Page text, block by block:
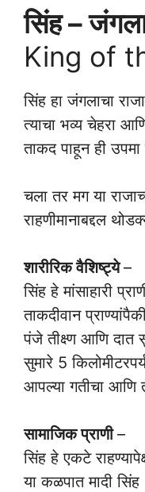
सिंह –
King of
सिंह हा जंगलाचा
त्याचा भव्य चेहरा
ताकद पाहून ही उपमा
चला तर मग या
राहणीमानाबद्दल
शारीरिक वैशिष्ट्ये–
सिंह हे मांसाहारी
ताकदीवान
पंजे तीक्ष्ण आणि दात
सुमारे 5
आपल्या गतीचा आणि
सामाजिक प्राणी–
सिंह हे एकटे
या कळपात मादी